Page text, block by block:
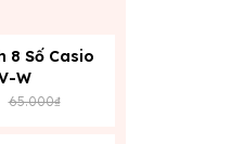
8 Số Casio
W
65.000₫